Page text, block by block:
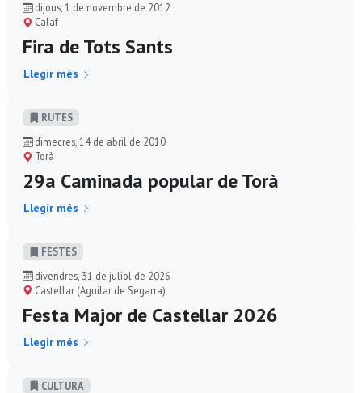
dijous, 1 de novembre de 2012
Calaf
Fira de Tots Sants
Llegir més
RUTES
dimecres, 14 de abril de 2010
Torà
29a Caminada popular de Torà
Llegir més
FESTES
divendres, 31 de juliol de 2026
Castellar (Aguilar de Segarra)
Festa Major de Castellar 2026
Llegir més
CULTURA